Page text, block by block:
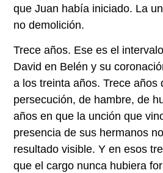
que Juan había iniciado. La
no demolición.
Trece años. Ese es el
David en Belén y su
a los treinta años. Trece años
persecución, de hambre, de
años en que la unción que
presencia de sus hermanos
resultado visible. Y en esos
que el cargo nunca hubiera